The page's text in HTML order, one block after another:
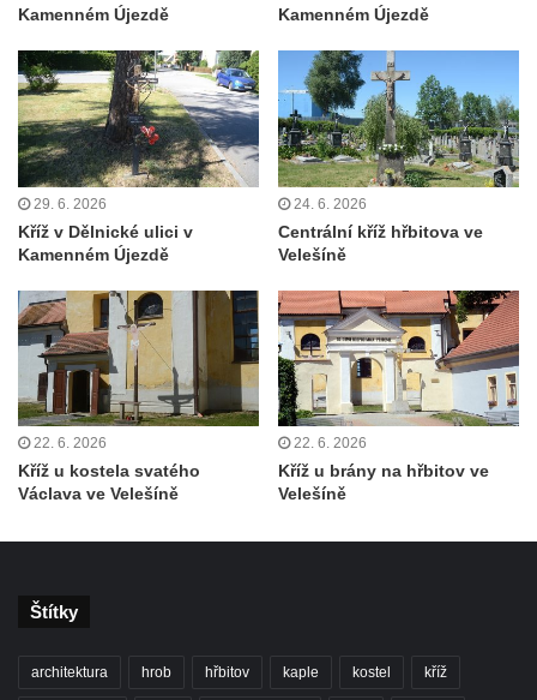
Kříž na Strážném vrchu v Rumburku
Kříž poblíž Ovčího mostu u Tisové
Kříž u kaple svatých Cyrila a Metoděje v
Kunraticích u Šluknova
Kříž na zahradě u domu ev. č. 11 v
Kunraticích u Šluknova
Kříž naproti domu čp. 34 v Kunraticích u
Šluknova
Kříž u polní cesty mezi Šluknovem a
Knížecím
Školní kříž u polní cesty nad Lipovou ulicí v
Rychnově u Jablonce nad Nisou
Boží muka Anděl strážce v Kostelní ulici v
Rychnově u Jablonce nad Nisou
svatého Václava v Rychnově u Jablonce
Kříž u domu čp. 23 v Pulečném
Kamenném Újezdě
Kamenném Újezdě
29. 6. 2026
Kříž v Dělnické ulici v
Kamenném Újezdě
24. 6. 2026
Centrální kříž hřbitova ve
Velešíně
22. 6. 2026
Kříž u kostela svatého
Václava ve Velešíně
22. 6. 2026
Kříž u brány na hřbitov ve
Velešíně
Štítky
architektura hrob hřbitov kaple kostel kříž